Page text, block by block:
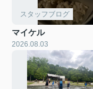
スタッフブログ
マイケル
2026.08.03